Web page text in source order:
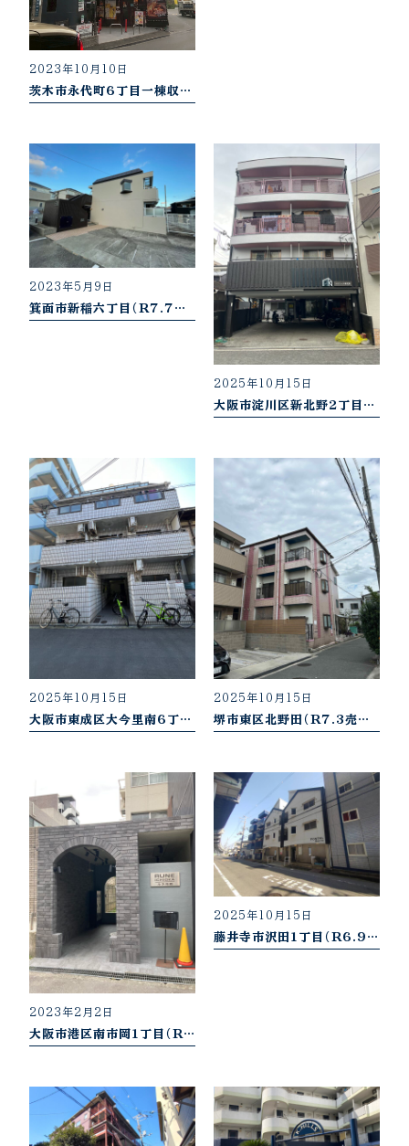
2023年10月10日
茨木市永代町6丁目一棟収益ビル
2023年5月9日
箕面市新稲六丁目（R7.7売却御礼）
2025年10月15日
大阪市淀川区新北野2丁目（R7.7売却御礼）
2025年10月15日
大阪市東成区大今里南6丁目（R7.6売却御礼）
2025年10月15日
堺市東区北野田（R7.3売却御礼）
2023年2月2日
大阪市港区南市岡1丁目（R6.12売却御礼）
2025年10月15日
藤井寺市沢田1丁目（R6.9売却御礼）